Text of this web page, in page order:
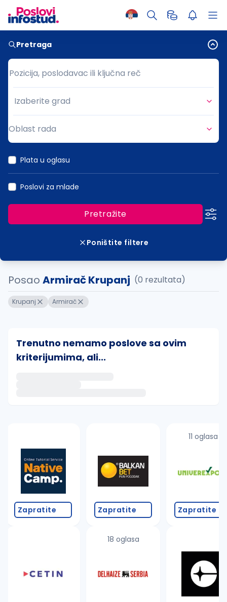
Pretraga
Pozicija, poslodavac ili ključna reč
Pozicija, poslodavac ili ključna reč
Grad
Izaberite grad
Oblast rada
Plata u oglasu
Poslovi za mlade
Pretražite
Poništite filtere
Posao Armirač Krupanj (0 rezultata)
Krupanj Armirač
Trenutno nemamo poslove sa ovim
kriterijumima, ali...
Takođe možete da:
proverite pravopisne greške (koristite č, ć, š, đ,
povećajte radijus za odabrani grad
promenite odabrane filtere pretrage
Zapratite Zapratite
18 oglasa
11 oglasa
Zapratite